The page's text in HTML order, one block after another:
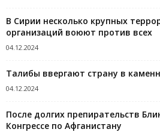
В Сирии несколько крупных
организаций воюют против всех
04.12.2024
Талибы ввергают страну в
04.12.2024
После долгих препирательств
Конгрессе по Афганистану